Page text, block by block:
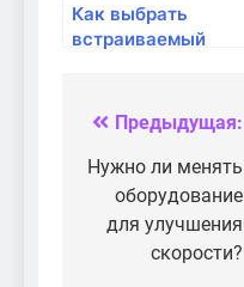
Как выбрать
встраиваемый
Навигация
по
записям
Предыдущая:
Нужно ли менять
оборудование
для улучшения
скорости?